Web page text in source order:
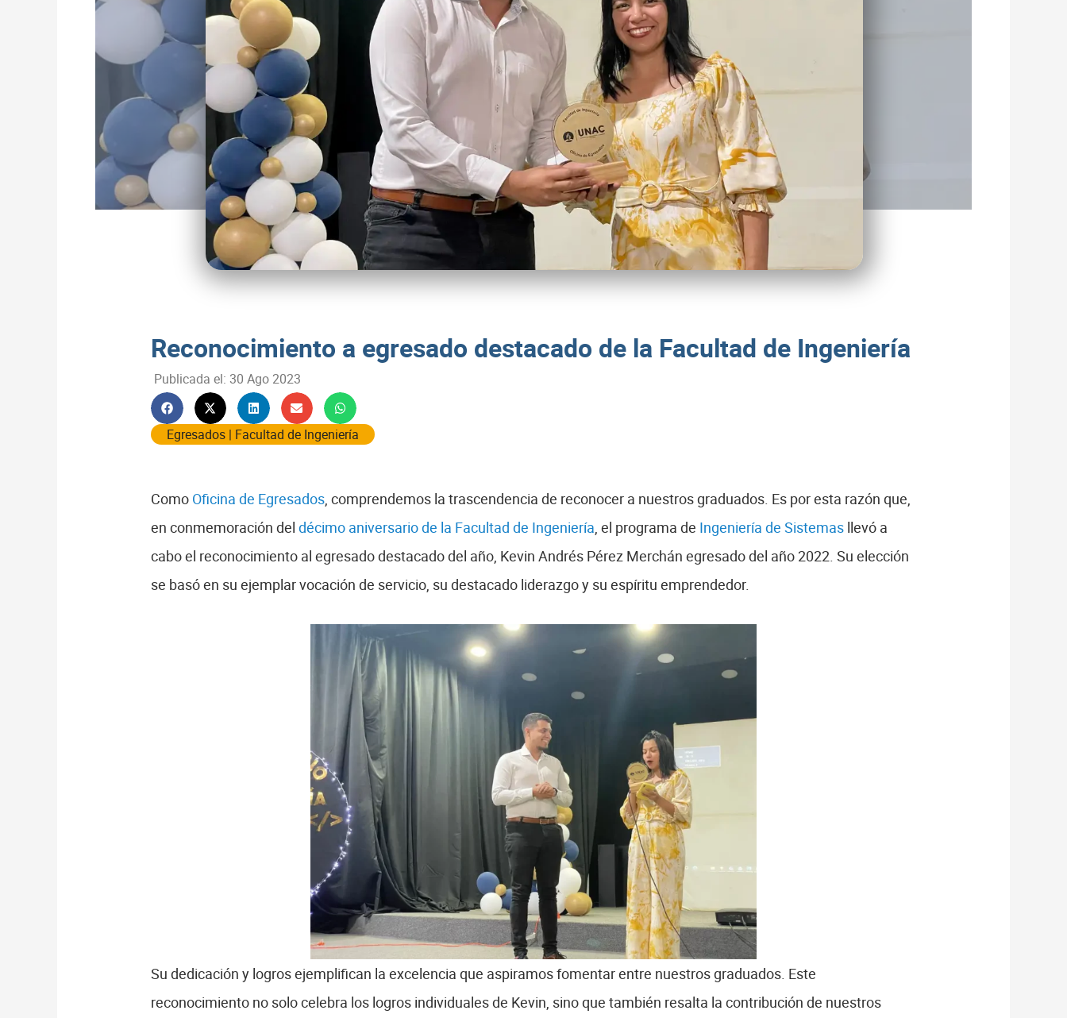
Reconocimiento a egresado destacado de la Facultad de Ingeniería
Publicada el: 30 Ago 2023
Egresados | Facultad de Ingeniería
Como Oficina de Egresados, comprendemos la trascendencia de reconocer a nuestros graduados. Es por esta razón que,
en conmemoración del décimo aniversario de la Facultad de Ingeniería, el programa de Ingeniería de Sistemas llevó a
cabo el reconocimiento al egresado destacado del año, Kevin Andrés Pérez Merchán egresado del año 2022. Su elección
se basó en su ejemplar vocación de servicio, su destacado liderazgo y su espíritu emprendedor.
Su dedicación y logros ejemplifican la excelencia que aspiramos fomentar entre nuestros graduados. Este
reconocimiento no solo celebra los logros individuales de Kevin, sino que también resalta la contribución de nuestros